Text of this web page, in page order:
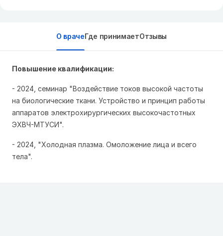
О врачеГде принимаетОтзывы
Повышение квалификации:
- 2024, семинар "Воздействие токов высокой частоты
на биологические ткани. Устройство и принцип работы
аппаратов электрохирургических высокочастотных
ЭХВЧ-МТУСИ".
- 2024, "Холодная плазма. Омоложение лица и всего
тела".